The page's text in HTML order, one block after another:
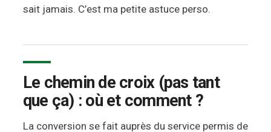
sait jamais. C’est ma petite astuce perso.
Le chemin de croix (pas tant
que ça) : où et comment ?
La conversion se fait auprès du service permis de